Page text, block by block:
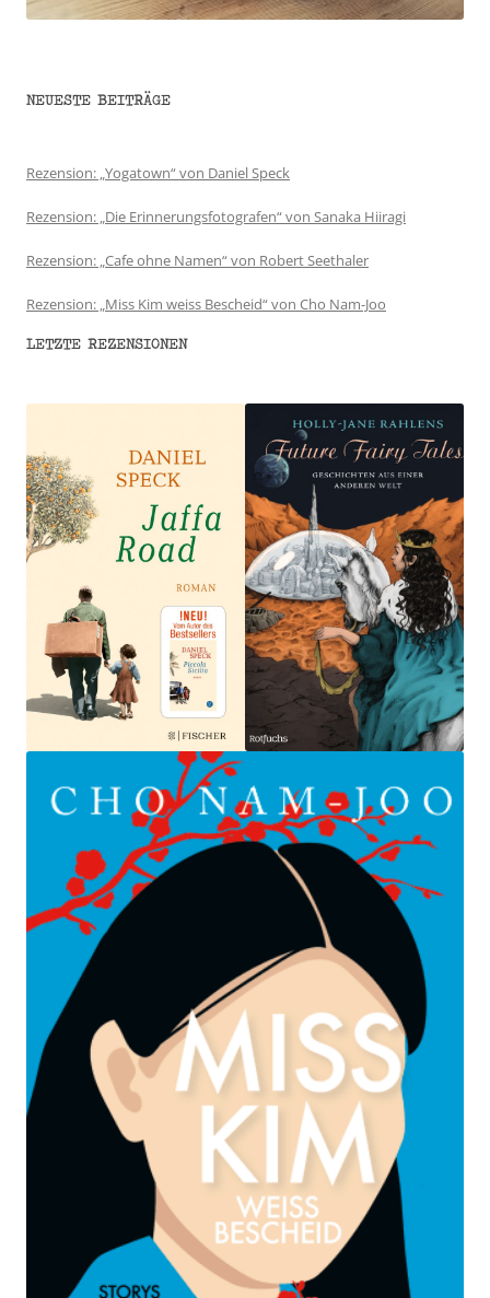
NEUESTE BEITRÄGE
Rezension: „Yogatown“ von Daniel Speck
Rezension: „Die Erinnerungsfotografen“ von Sanaka Hiiragi
Rezension: „Cafe ohne Namen“ von Robert Seethaler
Rezension: „Miss Kim weiss Bescheid“ von Cho Nam-Joo
LETZTE REZENSIONEN